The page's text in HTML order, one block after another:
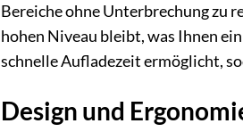
Bereiche ohne Unterbrechung zu
hohen Niveau bleibt, was Ihnen
schnelle Aufladezeit ermöglicht,
Design und